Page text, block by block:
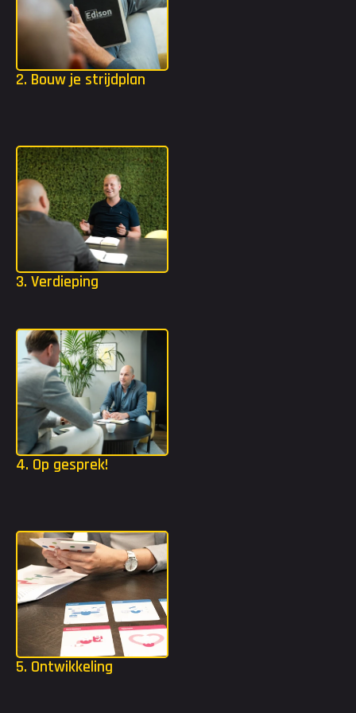
Klik om je bestand te uploaden, of sleep het bestand naar dit
Ik ga akkoord met de privacyvoorwaarden
Versturen
2. Bouw je strijdplan
3. Verdieping
4. Op gesprek!
5. Ontwikkeling